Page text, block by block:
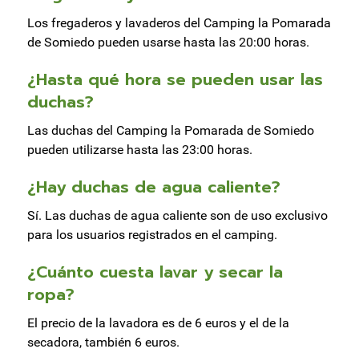
Los fregaderos y lavaderos del Camping la Pomarada
de Somiedo pueden usarse hasta las 20:00 horas.
¿Hasta qué hora se pueden usar las
duchas?
Las duchas del Camping la Pomarada de Somiedo
pueden utilizarse hasta las 23:00 horas.
¿Hay duchas de agua caliente?
Sí. Las duchas de agua caliente son de uso exclusivo
para los usuarios registrados en el camping.
¿Cuánto cuesta lavar y secar la
ropa?
El precio de la lavadora es de 6 euros y el de la
secadora, también 6 euros.